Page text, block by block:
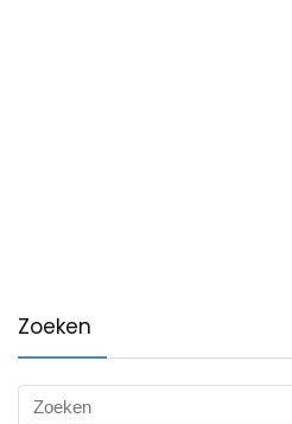
Zoeken